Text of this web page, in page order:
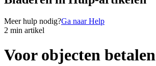
Meer hulp nodig?Ga naar Help
2 min artikel
Voor objecten betalen